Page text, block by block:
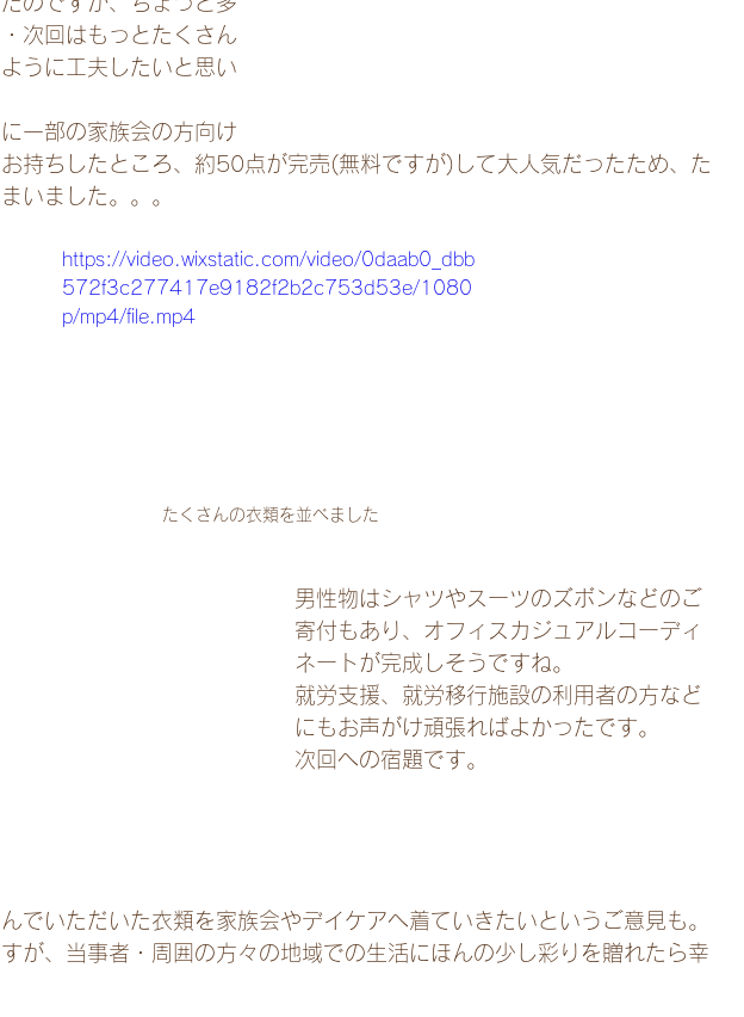
次回はもっとたくさん
うに工夫したいと思い
一部の家族会の方向け
持ちしたところ、約50点が完売(無料ですが)して大人気だったため、た
いました。。。
https://video.wixstatic.com/video/0daab0_dbb
572f3c277417e9182f2b2c753d53e/1080
p/mp4/file.mp4
たくさんの衣類を並べました
男性物はシャツやスーツのズボンなどのご
寄付もあり、オフィスカジュアルコーディ
ネートが完成しそうですね。
就労支援、就労移行施設の利用者の方など
にもお声がけ頑張ればよかったです。
次回への宿題です。
でいただいた衣類を家族会やデイケアへ着ていきたいというご意見も。
が、当事者・周囲の方々の地域での生活にほんの少し彩りを贈れたら幸